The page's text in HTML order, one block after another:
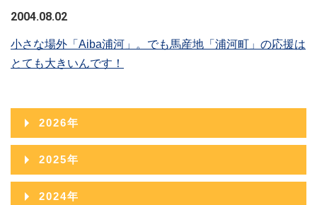
2004.08.02
小さな場外「Aiba浦河」。でも馬産地「浦河町」の応援は
とても大きいんです！
2026年
2026年08月
2026年07月
2025年
2025年12月
2024年